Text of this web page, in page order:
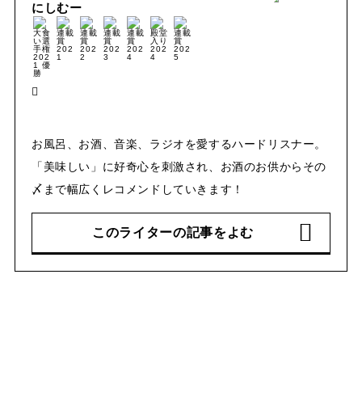
にしむー
お風呂、お酒、音楽、ラジオを愛するハードリスナー。
「美味しい」に好奇心を刺激され、お酒のお供からその
〆まで幅広くレコメンドしていきます！
このライターの記事をよむ